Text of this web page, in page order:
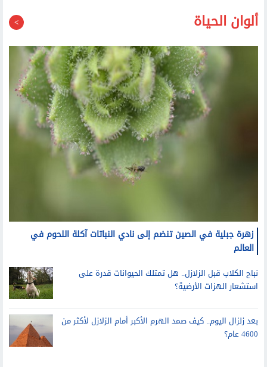
ألوان الحياة
زهرة جبلية في الصين تنضم إلى نادي النباتات آكلة اللحوم في
العالم
نباح الكلاب قبل الزلازل.. هل تمتلك الحيوانات قدرة على
استشعار الهزات الأرضية؟
بعد زلزال اليوم.. كيف صمد الهرم الأكبر أمام الزلازل لأكثر من
4600 عام؟